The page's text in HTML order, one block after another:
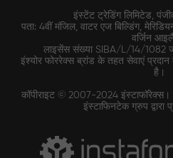
इंस्टेंट ट्रेडिंग लिमिटेड,
पता: 4वीं मंजिल, वाटर एज बिल्डिंग,
वर्जिन
लाइसेंस संख्या SIBA/L/14/1082 जो
इंश्योर फोररेक्स ब्रांड के तहत सेवाएं
है।
कॉपीराइट © 2007-2024 इंस्टाफॉरेक्स।
इंस्टाफिनटेक ग्रुप द्वारा